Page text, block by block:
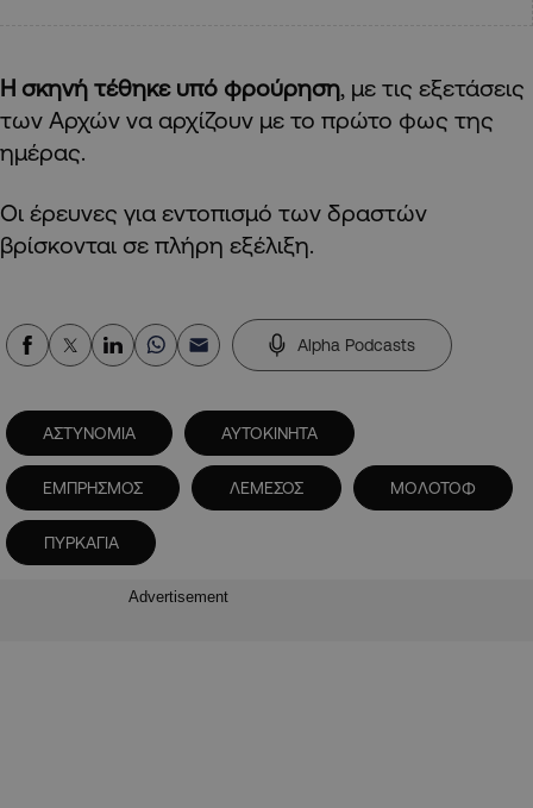
Η σκηνή τέθηκε υπό φρούρηση, με τις εξετάσεις
των Αρχών να αρχίζουν με το πρώτο φως της
ημέρας.
Οι έρευνες για εντοπισμό των δραστών
βρίσκονται σε πλήρη εξέλιξη.
Alpha Podcasts
ΑΣΤΥΝΟΜΙΑ ΑΥΤΟΚΙΝΗΤΑ
ΕΜΠΡΗΣΜΟΣ ΛΕΜΕΣΟΣ ΜΟΛΟΤΟΦ
ΠΥΡΚΑΓΙΑ
Advertisement